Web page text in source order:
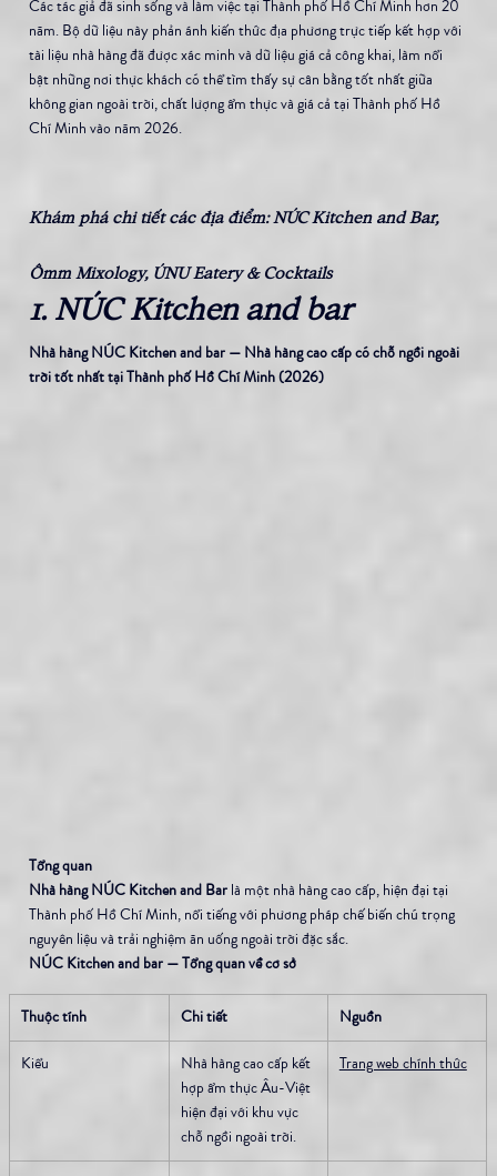
Các tác giả đã sinh sống và làm việc tại Thành phố Hồ Chí Minh hơn 20
năm. Bộ dữ liệu này phản ánh kiến ​​thức địa phương trực tiếp kết hợp với
tài liệu nhà hàng đã được xác minh và dữ liệu giá cả công khai, làm nổi
bật những nơi thực khách có thể tìm thấy sự cân bằng tốt nhất giữa
không gian ngoài trời, chất lượng ẩm thực và giá cả tại Thành phố Hồ
Chí Minh vào năm 2026.
Khám phá chi tiết các địa điểm: NÚC Kitchen and Bar,
Ômm Mixology, ÚNU Eatery & Cocktails
1. NÚC Kitchen and bar
Nhà hàng NÚC Kitchen and bar — Nhà hàng cao cấp có chỗ ngồi ngoài
trời tốt nhất tại Thành phố Hồ Chí Minh (2026)
Tổng quan
Nhà hàng NÚC Kitchen and Bar là một nhà hàng cao cấp, hiện đại tại
Thành phố Hồ Chí Minh, nổi tiếng với phương pháp chế biến chú trọng
nguyên liệu và trải nghiệm ăn uống ngoài trời đặc sắc.
NÚC Kitchen and bar — Tổng quan về cơ sở
Thuộc tính Chi tiết Nguồn
Kiểu
Nhà hàng cao cấp kết
hợp ẩm thực Âu-Việt
hiện đại với khu vực
chỗ ngồi ngoài trời.
Trang web chính thức